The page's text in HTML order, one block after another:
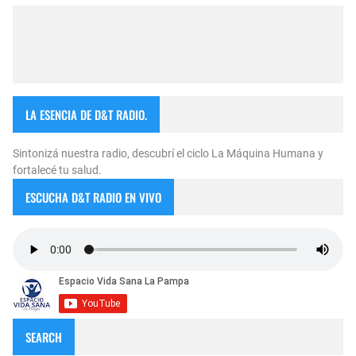
LA ESENCIA DE D&T RADIO.
Sintonizá nuestra radio, descubrí el ciclo La Máquina Humana y
fortalecé tu salud.
ESCUCHA D&T RADIO EN VIVO
SEARCH